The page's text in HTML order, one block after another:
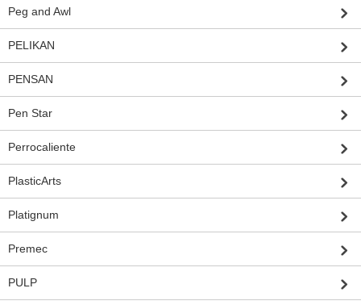
Peg and Awl
PELIKAN
PENSAN
Pen Star
Perrocaliente
PlasticArts
Platignum
Premec
PULP